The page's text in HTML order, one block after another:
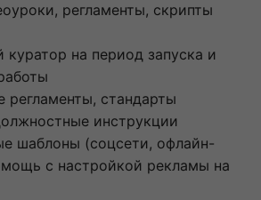
регламенты, скрипты
на период запуска и
стандарты
инструкции
шаблоны (соцсети, офлайн-
с настройкой рекламы на